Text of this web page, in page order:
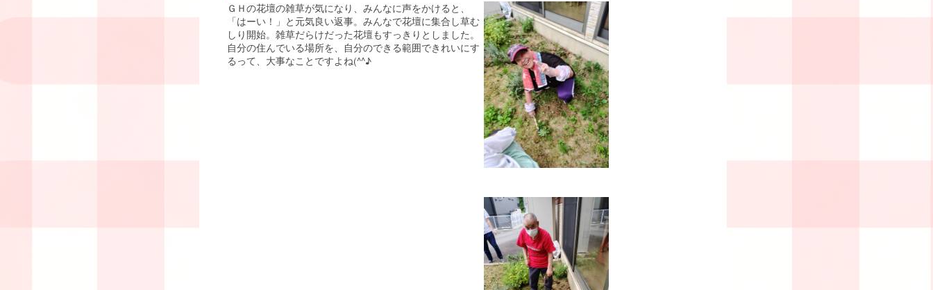
ＧＨの花壇の雑草が気になり、みんなに声をかけると、
「はーい！」と元気良い返事。みんなで花壇に集合し草む
しり開始。雑草だらけだった花壇もすっきりとしました。
自分の住んでいる場所を、自分のできる範囲できれいにす
るって、大事なことですよね(^^♪